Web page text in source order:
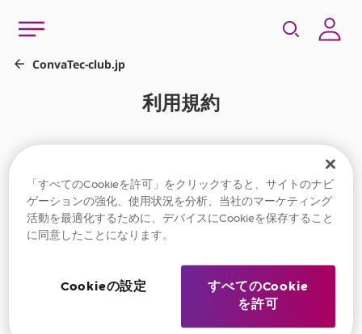
コンバテックme+™クラブには、ストーマ保有者と
そのご家族、ストーマケアに携わる医療従事者が入
会いただけます。
お読みいただき、同意いただけた方のみ入会可能で
す。同意いただける場合は、入会登録画面の同意に
チェックをして頂き会員登録をお願いします。
また、ご本人のお名前や製品使用に関しての問題や
「すべてのCookieを許可」をクリックすると、サイトのナビ
ゲーションの強化、使用状況を分析、当社のマーケティング
活動を最適化するために、デバイスにCookieを保存すること
に同意したことになります。
すべてのCookie
を許可
Cookieの設定